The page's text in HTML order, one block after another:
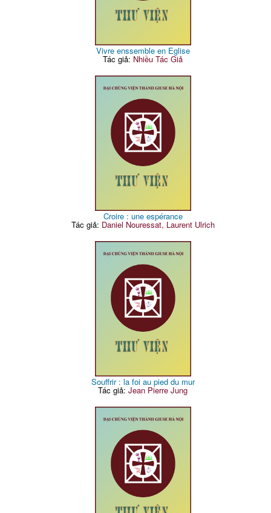
Vivre enssemble en Eglise
Tác giả: Nhiều Tác Giả
Croire : une espérance
Tác giả: Daniel Nouressat, Laurent Ulrich
Souffrir : la foi au pied du mur
Tác giả:Jean Pierre Jung